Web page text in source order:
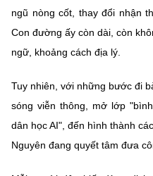
ngũ nòng cốt, thay đổi nhận
Con đường ấy còn dài, còn
ngữ, khoảng cách địa lý.
Tuy nhiên, với những bước đi
sóng viễn thông, mở lớp
dân học AI", đến hình thành
Nguyên đang quyết tâm đưa